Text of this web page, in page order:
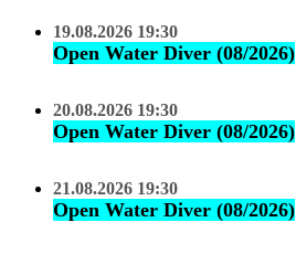
19.08.2026 19:30
Open Water Diver (08/2026)
20.08.2026 19:30
Open Water Diver (08/2026)
21.08.2026 19:30
Open Water Diver (08/2026)